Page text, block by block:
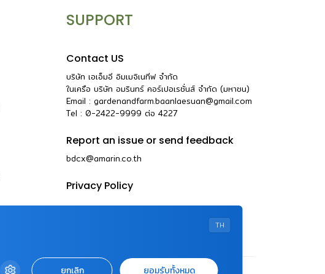
SUPPORT
Contact US
บริษัท เอเอ็มอี อิมเมจิเนทีฟ จำกัด
ในเครือ บริษัท อมรินทร์ คอร์เปอเรชั่นส์ จำกัด (มหาชน)
Email : gardenandfarm.baanlaesuan@gmail.com
Tel : 0-2422-9999 ต่อ 4227
Report an issue or send feedback
bdcx@amarin.co.th
Privacy Policy
TH
ยกเลิก ยอมรับทั้งหมด